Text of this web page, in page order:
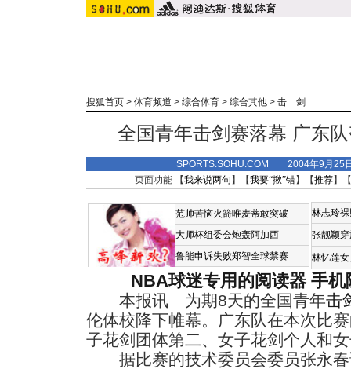
搜狐首页 > 体育频道 > 综合体育 > 综合其他 > 击 剑
全国青年击剑赛落幕 广东
SPORTS.SOHU.COM 2004年9月25
页面功能 【我来说两句 】【我要“揪”错】【推荐】
范帅苦恼火箭唯麦蒂敢突破
大师杯组委会炮轰阿加西
鲁能申诉失败郑智全球禁赛
林志玲
张靓颖
林忆莲
NBA球迷专用的阅读器 手机
本报讯 为期8天的全国青年击
伦体校降下帷幕。广东队在本次比
子花剑团体第二、女子花剑个人和
据比赛的技术委员会委员张永春